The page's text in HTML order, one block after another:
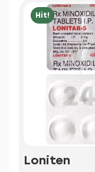
Hit!
Loniten